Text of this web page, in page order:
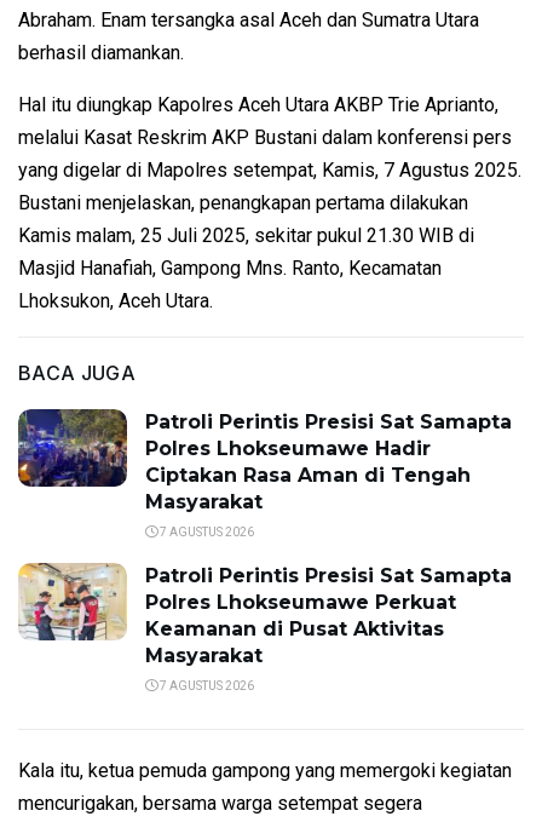
Abraham. Enam tersangka asal Aceh dan Sumatra Utara
berhasil diamankan.
Hal itu diungkap Kapolres Aceh Utara AKBP Trie Aprianto,
melalui Kasat Reskrim AKP Bustani dalam konferensi pers
yang digelar di Mapolres setempat, Kamis, 7 Agustus 2025.
Bustani menjelaskan, penangkapan pertama dilakukan
Kamis malam, 25 Juli 2025, sekitar pukul 21.30 WIB di
Masjid Hanafiah, Gampong Mns. Ranto, Kecamatan
Lhoksukon, Aceh Utara.
BACA JUGA
Patroli Perintis Presisi Sat Samapta
Polres Lhokseumawe Hadir
Ciptakan Rasa Aman di Tengah
Masyarakat
7 AGUSTUS 2026
Patroli Perintis Presisi Sat Samapta
Polres Lhokseumawe Perkuat
Keamanan di Pusat Aktivitas
Masyarakat
7 AGUSTUS 2026
Kala itu, ketua pemuda gampong yang memergoki kegiatan
mencurigakan, bersama warga setempat segera